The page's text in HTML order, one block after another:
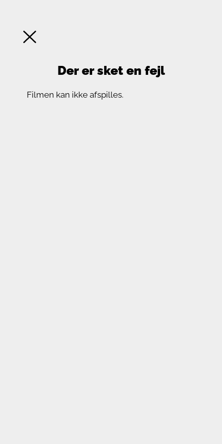
Der er sket en fejl
Filmen kan ikke afspilles.